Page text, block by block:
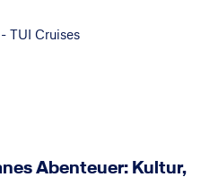
TUI Cruises
Abenteuer: Kultur,